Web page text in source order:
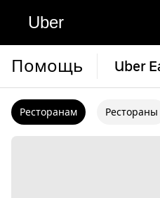
Uber
Помощь Uber
Ресторанам Рестораны